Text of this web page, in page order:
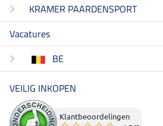
KRAMER PAARDENSPORT
Vacatures
BE
VEILIG INKOPEN
Klantbeoordelingen